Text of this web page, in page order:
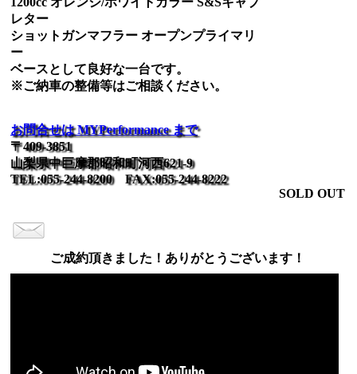
レター
ショットガンマフラー オープンプライマリ
ー
ベースとして良好な一台です。
※ご納車の整備等はご相談ください。
お問合せは MYPerformance まで
〒409-3851
山梨県中巨摩郡昭和町河西621-9
TEL:055-244-8200 FAX:055-244-8222
SOLD OUT
ご成約頂きました！ありがとうございます！